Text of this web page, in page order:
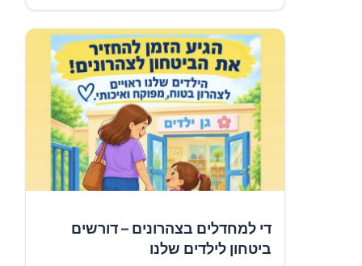
די למחדלים בצהרונים – דורשים
ביטחון לילדים שלנו